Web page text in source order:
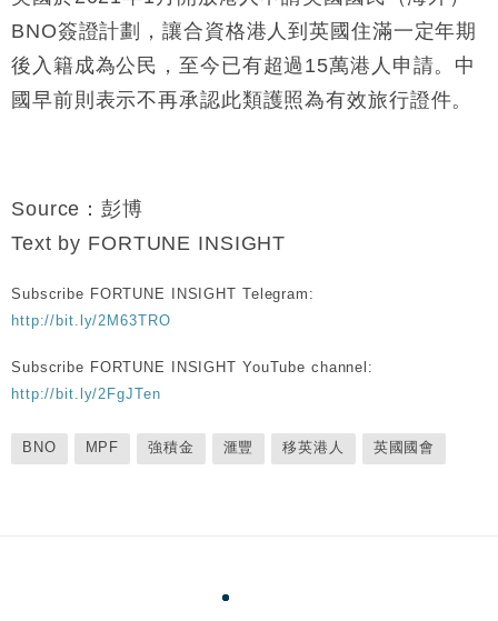
BNO簽證計劃，讓合資格港人到英國住滿一定年期
後入籍成為公民，至今已有超過15萬港人申請。中
國早前則表示不再承認此類護照為有效旅行證件。
Source：彭博
Text by FORTUNE INSIGHT
Subscribe FORTUNE INSIGHT Telegram:
http://bit.ly/2M63TRO
Subscribe FORTUNE INSIGHT YouTube channel:
http://bit.ly/2FgJTen
BNO MPF 強積金 滙豐 移英港人 英國國會